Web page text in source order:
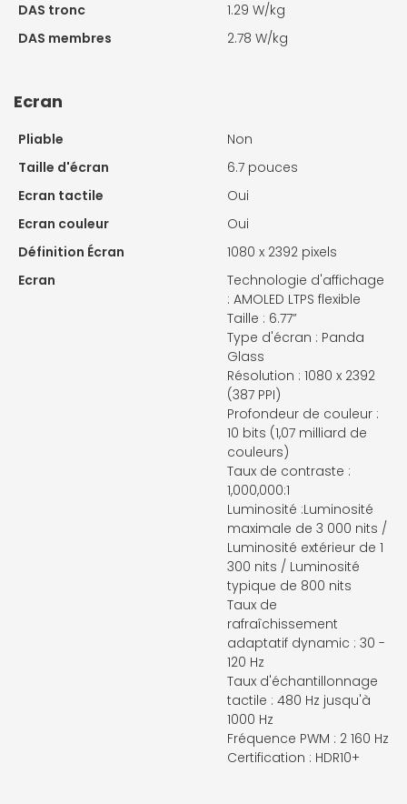
DAS tronc
1.29 W/kg
DAS membres
2.78 W/kg
Ecran
Pliable
Non
Taille d'écran
6.7 pouces
Ecran tactile
Oui
Ecran couleur
Oui
Définition Écran
1080 x 2392 pixels
Ecran
Technologie d'affichage
: AMOLED LTPS flexible
Taille : 6.77”
Type d'écran : Panda
Glass
Résolution : 1080 x 2392
(387 PPI)
Profondeur de couleur :
10 bits (1,07 milliard de
couleurs)
Taux de contraste :
1,000,000:1
Luminosité :Luminosité
maximale de 3 000 nits /
Luminosité extérieur de 1
300 nits / Luminosité
typique de 800 nits
Taux de
rafraîchissement
adaptatif dynamic : 30 -
120 Hz
Taux d'échantillonnage
tactile : 480 Hz jusqu'à
1000 Hz
Fréquence PWM : 2 160 Hz
Certification : HDR10+